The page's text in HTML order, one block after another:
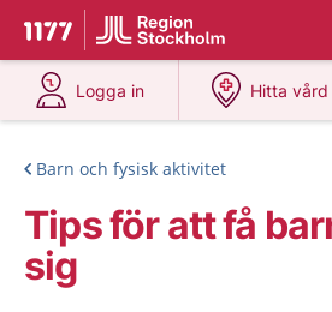
Till startsidan för 1177
Du har valt region
Logga in
på 1177.se
Hitta vård
på
Barn och fysisk aktivitet
Tips för att få
sig